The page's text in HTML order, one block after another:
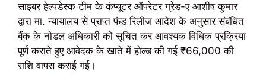
साइबर हेल्पडेस्क टीम के कंप्यूटर ऑपरेटर ग्रेड-ए आशीष कुमार
द्वारा मा. न्यायालय से प्राप्त फंड रिलीज आदेश के अनुसार संबंधित
बैंक के नोडल अधिकारी को सूचित कर आवश्यक विधिक प्रक्रिया
पूर्ण कराते हुए आवेदक के खाते में होल्ड की गई ₹66,000 की
राशि वापस कराई गई।